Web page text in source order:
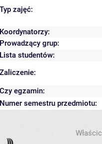
Typ zajęć:
Koordynatorzy:
Prowadzący grup:
Lista studentów:
Zaliczenie:
Czy egzamin:
Numer semestru przedmiotu: